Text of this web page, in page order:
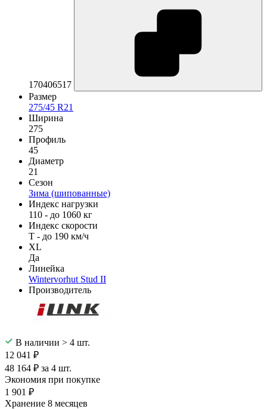
170406517
Размер
275/45 R21
Ширина
275
Профиль
45
Диаметр
21
Сезон
Зима (шипованные)
Индекс нагрузки
110 - до 1060 кг
Индекс скорости
T - до 190 км/ч
XL
Да
Линейка
Wintervorhut Stud II
Производитель
В наличии > 4 шт.
12 041 ₽
48 164 ₽ за 4 шт.
Экономия при покупке
1 901 ₽
Хранение 8 месяцев